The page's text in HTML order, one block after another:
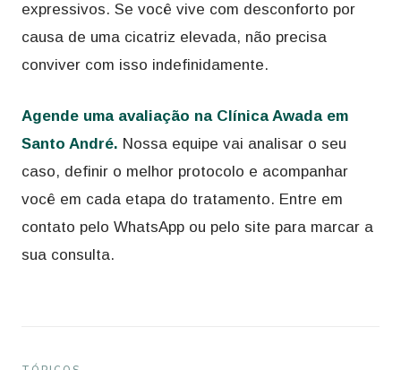
expressivos. Se você vive com desconforto por
causa de uma cicatriz elevada, não precisa
conviver com isso indefinidamente.
Agende uma avaliação na Clínica Awada em
Santo André. Nossa equipe vai analisar o seu
caso, definir o melhor protocolo e acompanhar
você em cada etapa do tratamento. Entre em
contato pelo WhatsApp ou pelo site para marcar a
sua consulta.